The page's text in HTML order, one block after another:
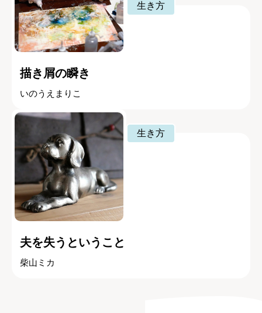
生き方
描き屑の瞬き
いのうえまりこ
生き方
夫を失うということ
柴山ミカ